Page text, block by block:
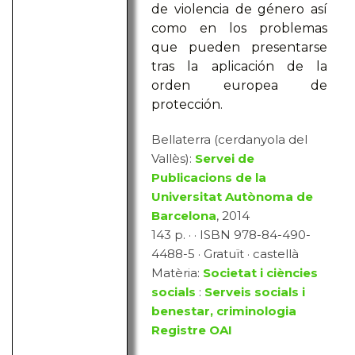
de violencia de género así
como en los problemas
que pueden presentarse
tras la aplicación de la
orden europea de
protección.
Bellaterra (cerdanyola del
Vallès): Servei de
Publicacions de la
Universitat Autònoma de
Barcelona, 2014
143 p. · · ISBN 978-84-490-
4488-5 · Gratuït · castellà
Matèria: Societat i ciències
socials : Serveis socials i
benestar, criminologia
Registre OAI